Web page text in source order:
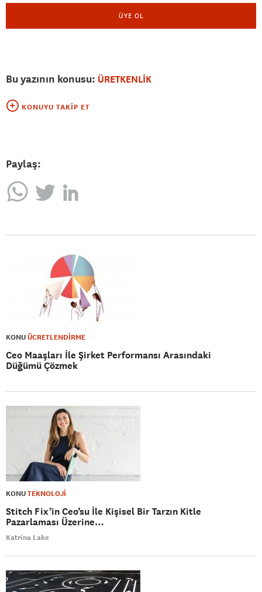
ÜYE OL
Bu yazının konusu: ÜRETKENLİK
KONUYU TAKIP ET
Paylaş:
KONUÜCRETLENDİRME
Ceo Maaşları İle Şirket Performansı Arasındaki
Düğümü Çözmek
KONUTEKNOLOJİ
Stitch Fix’in Ceo’su İle Kişisel Bir Tarzın Kitle
Pazarlaması Üzerine…
Katrina Lake